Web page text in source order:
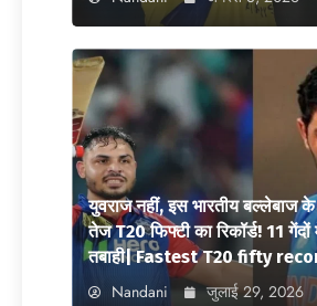
युवराज नहीं, इस भारतीय बल्लेबाज
तेज T20 फिफ्टी का रिकॉर्ड! 11 गेंदों
तबाही| Fastest T20 fifty
Nandani जुलाई 29, 2026